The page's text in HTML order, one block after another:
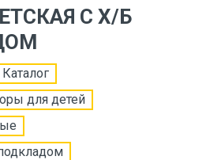
С Х/Б
Каталог
для детей